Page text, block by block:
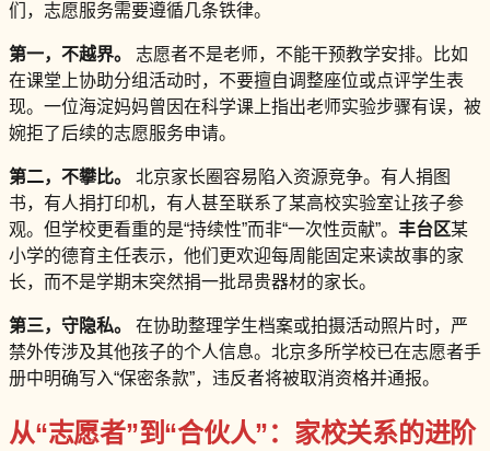
们，志愿服务需要遵循几条铁律。
第一，不越界。
志愿者不是老师，不能干预教学安排。比如
在课堂上协助分组活动时，不要擅自调整座位或点评学生表
现。一位海淀妈妈曾因在科学课上指出老师实验步骤有误，被
婉拒了后续的志愿服务申请。
第二，不攀比。
北京家长圈容易陷入资源竞争。有人捐图
书，有人捐打印机，有人甚至联系了某高校实验室让孩子参
观。但学校更看重的是“持续性”而非“一次性贡献”。 丰台区某
小学的德育主任表示，他们更欢迎每周能固定来读故事的家
长，而不是学期末突然捐一批昂贵器材的家长。
第三，守隐私。
在协助整理学生档案或拍摄活动照片时，严
禁外传涉及其他孩子的个人信息。北京多所学校已在志愿者手
册中明确写入“保密条款”，违反者将被取消资格并通报。
从“志愿者”到“合伙人”：家校关系的进阶